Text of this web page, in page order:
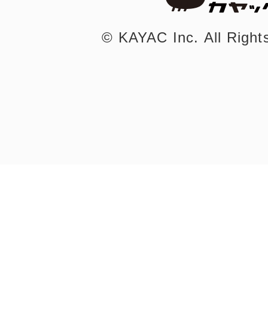
©︎ KAYAC Inc. All